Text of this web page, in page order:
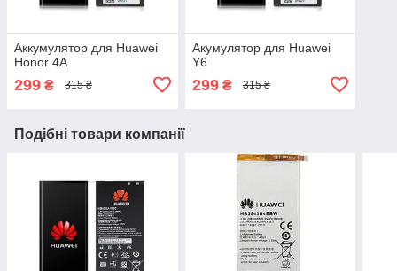
Аккумулятор для Huawei
Honor 4A
299 ₴ 315 ₴
Акумулятор для Huawei
Y6
299₴ 315 ₴
Подібні товари компанії